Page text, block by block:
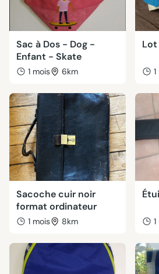
Sac à Dos - Dog -
Enfant - Skate
1 mois 6km
Lot
Sacoche cuir noir
format ordinateur
1 mois 8km